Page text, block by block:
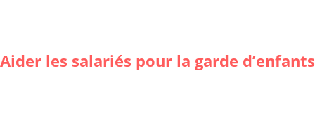
Aider les salariés pour la garde d’enfants